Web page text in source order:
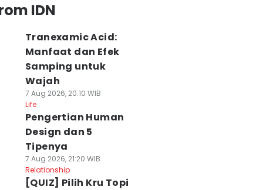
IDN
Tranexamic Acid:
Manfaat dan Efek
Samping untuk
Wajah
7 Aug 2026, 20:10 WIB
Life
Pengertian Human
Design dan 5
Tipenya
7 Aug 2026, 21:20 WIB
Relationship
[QUIZ] Pilih Kru Topi